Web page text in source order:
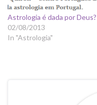
Astrologia é dada por Deus?
02/08/2013
In "Astrologia"